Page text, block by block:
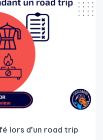
lors d’un road trip